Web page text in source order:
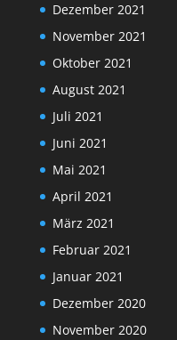
Dezember 2021
November 2021
Oktober 2021
August 2021
Juli 2021
Juni 2021
Mai 2021
April 2021
März 2021
Februar 2021
Januar 2021
Dezember 2020
November 2020